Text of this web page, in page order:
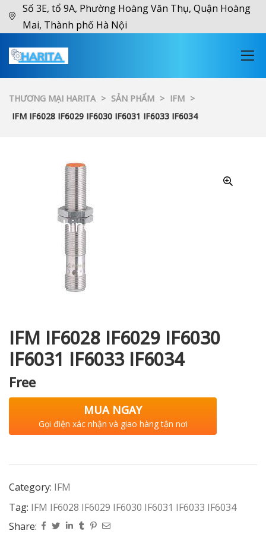
Số 3E, tổ 9A, Phường Hoàng Văn Thụ, Quận Hoàng
Mai, Thành phố Hà Nội
THƯƠNG MẠI HARITA > SẢN PHẨM > IFM >
IFM IF6028 IF6029 IF6030 IF6031 IF6033 IF6034
IFM IF6028 IF6029 IF6030
IF6031 IF6033 IF6034
Free
MUA NGAY
Gọi điện xác nhận và giao hàng tận nơi
Category: IFM
Tag: IFM IF6028 IF6029 IF6030 IF6031 IF6033 IF6034
Share: